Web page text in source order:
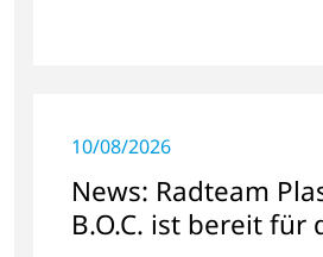
10/08/2026
News: Radteam
B.O.C. ist bereit für